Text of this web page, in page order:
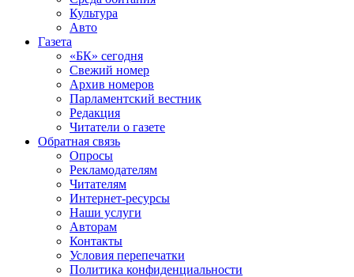
Культура
Авто
Газета
«БК» сегодня
Свежий номер
Архив номеров
Парламентский вестник
Редакция
Читатели о газете
Обратная связь
Опросы
Рекламодателям
Читателям
Интернет-ресурсы
Наши услуги
Авторам
Контакты
Условия перепечатки
Политика конфиденциальности